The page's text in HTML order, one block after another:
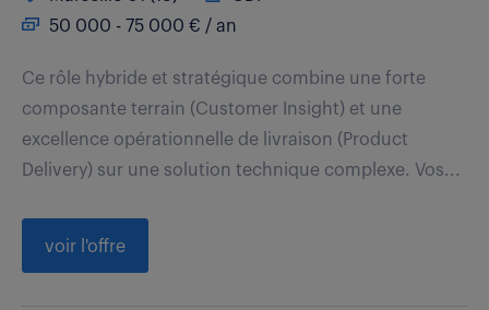
50 000 - 75 000 € / an
Ce rôle hybride et stratégique combine une forte
composante terrain (Customer Insight) et une
excellence opérationnelle de livraison (Product
Delivery) sur une solution technique complexe. Vos...
voir l'offre